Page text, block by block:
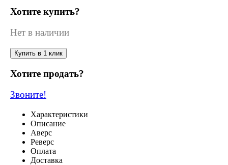
Хотите купить?
Нет в наличии
Купить в 1 клик
Хотите продать?
Звоните!
Характеристики
Описание
Аверс
Реверс
Оплата
Доставка